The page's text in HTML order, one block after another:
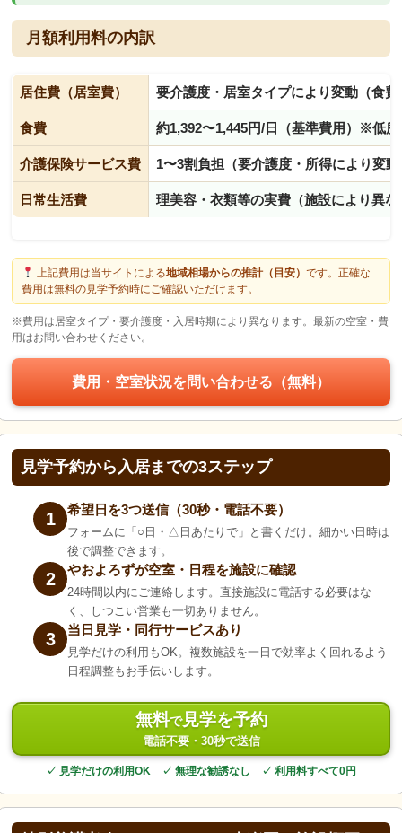
月額利用料の内訳
居住費（居室費） 要介護度・居室タイプにより変動（食
食費 約1,392〜1,445円/日（基準費用）※低
介護保険サービス費 1〜3割負担（要介護度・所得により変動
日常生活費 理美容・衣類等の実費（施設により異な
上記費用は当サイトによる地域相場からの推計（目安） です。正確な
費用は無料の見学予約時にご確認いただけます。
※費用は居室タイプ・要介護度・入居時期により異なります。最新の空室・費
用はお問い合わせください。
費用・空室状況を問い合わせる（無料）
見学予約から入居までの3ステップ
1 希望日を3つ送信（30秒・電話不要）
フォームに「○日・△日あたりで」と書くだけ。細かい日時は
後で調整できます。
2 やおよろずが空室・日程を施設に確認
24時間以内にご連絡します。直接施設に電話する必要はな
く、しつこい営業も一切ありません。
3 当日見学・同行サービスあり
見学だけの利用もOK。複数施設を一日で効率よく回れるよう
日程調整もお手伝いします。
無料で見学を予約
電話不要・30秒で送信
✓ 見学だけの利用OK ✓ 無理な勧誘なし ✓ 利用料すべて0円